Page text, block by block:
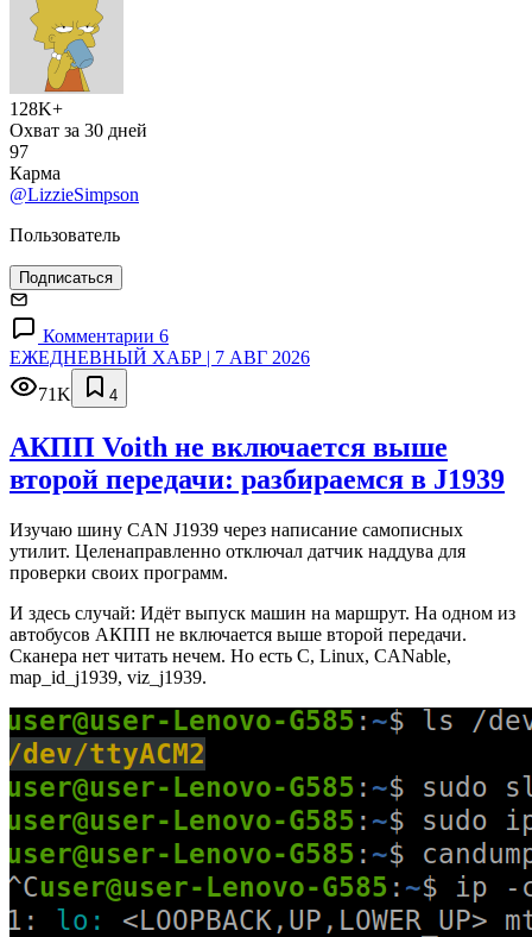
128K+
Охват за 30 дней
97
Карма
@LizzieSimpson
Пользователь
Подписаться
Комментарии 6
ЕЖЕДНЕВНЫЙ ХАБР | 7 АВГ 2026
71K
4
АКПП Voith не включается выше
второй передачи: разбираемся в J1939
Изучаю шину CAN J1939 через написание самописных
утилит. Целенаправленно отключал датчик наддува для
проверки своих программ.
И здесь случай: Идёт выпуск машин на маршрут. На одном из
автобусов АКПП не включается выше второй передачи.
Сканера нет читать нечем. Но есть C, Linux, CANable,
map_id_j1939, viz_j1939.